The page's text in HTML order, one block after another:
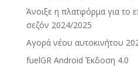
Άνοιξε η πλατφόρμα για το
σεζόν 2024/2025
Αγορά νέου αυτοκινήτου
fuelGR Android Έκδοση 4.0